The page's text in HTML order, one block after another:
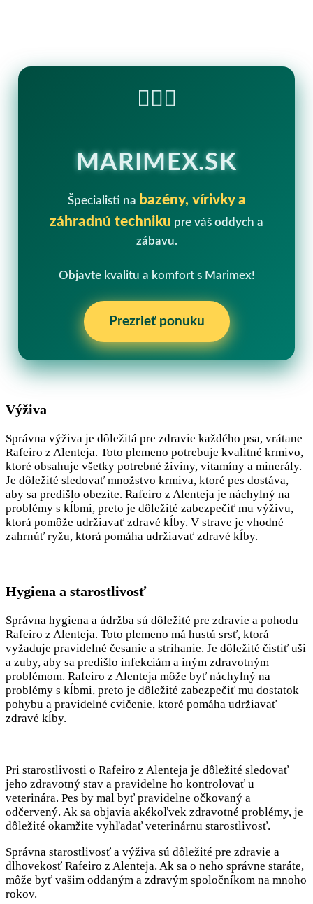
🏊‍♂️💧
MARIMEX.SK
Špecialisti na bazény, vírivky a
záhradnú techniku pre váš oddych a
zábavu.
Objavte kvalitu a komfort s Marimex!
Prezrieť ponuku
Výživa
Správna výživa je dôležitá pre zdravie každého psa, vrátane
Rafeiro z Alenteja. Toto plemeno potrebuje kvalitné krmivo,
ktoré obsahuje všetky potrebné živiny, vitamíny a minerály.
Je dôležité sledovať množstvo krmiva, ktoré pes dostáva,
aby sa predišlo obezite. Rafeiro z Alenteja je náchylný na
problémy s kĺbmi, preto je dôležité zabezpečiť mu výživu,
ktorá pomôže udržiavať zdravé kĺby. V strave je vhodné
zahrnúť ryžu, ktorá pomáha udržiavať zdravé kĺby.
Hygiena a starostlivosť
Správna hygiena a údržba sú dôležité pre zdravie a pohodu
Rafeiro z Alenteja. Toto plemeno má hustú srsť, ktorá
vyžaduje pravidelné česanie a strihanie. Je dôležité čistiť uši
a zuby, aby sa predišlo infekciám a iným zdravotným
problémom. Rafeiro z Alenteja môže byť náchylný na
problémy s kĺbmi, preto je dôležité zabezpečiť mu dostatok
pohybu a pravidelné cvičenie, ktoré pomáha udržiavať
zdravé kĺby.
Pri starostlivosti o Rafeiro z Alenteja je dôležité sledovať
jeho zdravotný stav a pravidelne ho kontrolovať u
veterinára. Pes by mal byť pravidelne očkovaný a
odčervený. Ak sa objavia akékoľvek zdravotné problémy, je
dôležité okamžite vyhľadať veterinárnu starostlivosť.
Správna starostlivosť a výživa sú dôležité pre zdravie a
dlhovekosť Rafeiro z Alenteja. Ak sa o neho správne staráte,
môže byť vašim oddaným a zdravým spoločníkom na mnoho
rokov.